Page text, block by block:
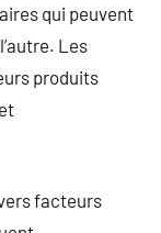
qui peuvent
Les
produits
facteurs